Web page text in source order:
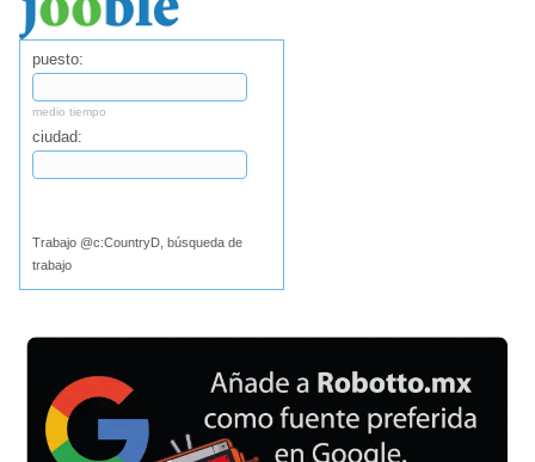
puesto:
medio tiempo
ciudad:
Trabajo @c:CountryD, búsqueda de
trabajo